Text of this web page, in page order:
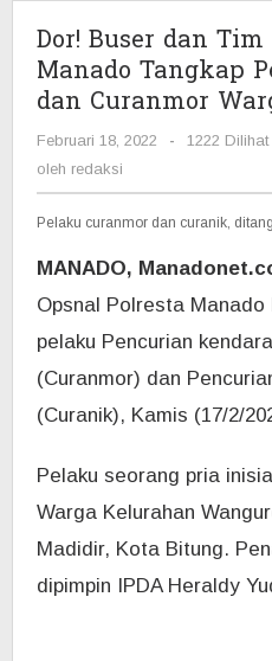
Dor! Buser dan
Manado Tangkap
dan Curanmor
Februari 18, 2022
oleh
-
1222 Dilihat
oleh redaksi
Pelaku curanmor dan curanik,
MANADO,
Opsnal Polresta Manado
pelaku Pencurian
(Curanmor) dan
(Curanik), Kamis (17/2/
Pelaku seorang pria
Warga Kelurahan
Madidir, Kota Bitung.
dipimpin IPDA Heraldy